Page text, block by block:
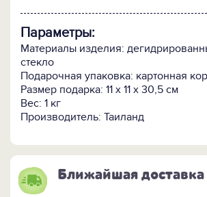
лишать себя радости живых цветов,
станет прекрасной альтернативой
Замечательный подарок учителям,
женщинам и всем, кто ценит красоту.
Параметры:
Материалы изделия:
стекло
Подарочная упаковка: картонная
Размер подарка: 11 х 11 х 30,5 см
Вес: 1 кг
Производитель: Таиланд
Ближайшая доставка